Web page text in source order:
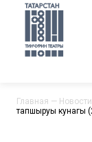
Главная — Новости
тапшыруы кунагы